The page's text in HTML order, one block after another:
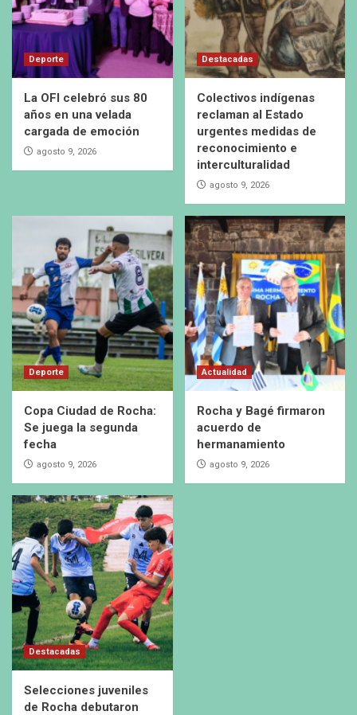
Deporte
La OFI celebró sus 80
años en una velada
cargada de emoción
agosto 9, 2026
Destacadas
Colectivos indígenas
reclaman al Estado
urgentes medidas de
reconocimiento e
interculturalidad
agosto 9, 2026
Deporte
Copa Ciudad de Rocha:
Se juega la segunda
fecha
agosto 9, 2026
Actualidad
Rocha y Bagé firmaron
acuerdo de
hermanamiento
agosto 9, 2026
Destacadas
Selecciones juveniles
de Rocha debutaron